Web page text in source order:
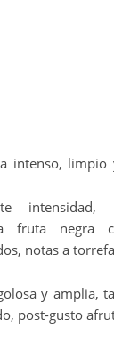
intenso, limpio
intensidad,
a fruta negra
notas a
y amplia,
post-gusto